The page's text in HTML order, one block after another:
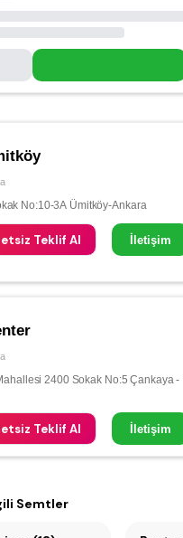
No:10-3A Ümitköy-Ankara
Teklif Al İletişim
2400 Sokak No:5 Çankaya -
Teklif Al İletişim
Semtler